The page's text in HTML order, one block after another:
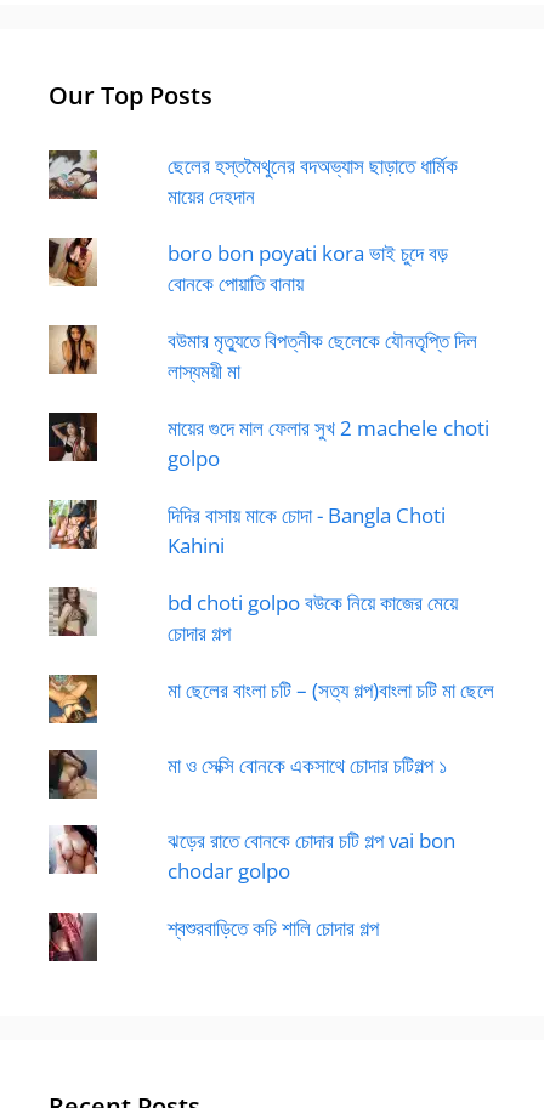
Our Top Posts
ছেলের হস্তমৈথুনের বদঅভ্যাস ছাড়াতে ধার্মিক
মায়ের দেহদান
boro bon poyati kora ভাই চুদে বড়
বোনকে পোয়াতি বানায়
বউমার মৃত্যুতে বিপত্নীক ছেলেকে যৌনতৃপ্তি দিল
লাস্যময়ী মা
মায়ের গুদে মাল ফেলার সুখ 2 machele choti
golpo
দিদির বাসায় মাকে চোদা - Bangla Choti
Kahini
bd choti golpo বউকে নিয়ে কাজের মেয়ে
চোদার গল্প
মা ছেলের বাংলা চটি – (সত্য গল্প)বাংলা চটি মা ছেলে
মা ও সেক্সি বোনকে একসাথে চোদার চটিগল্প ১
ঝড়ের রাতে বোনকে চোদার চটি গল্প vai bon
chodar golpo
শ্বশুরবাড়িতে কচি শালি চোদার গল্প